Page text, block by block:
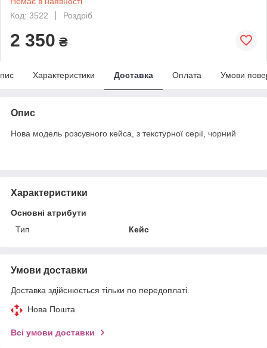
Код: 3522
Роздріб
2 350 ₴
Характеристики Доставка Оплата Умови
Опис
Нова модель розсувного кейса, з текстурної серії, чорний
Характеристики
Основні атрибути
Тип
Кейс
Умови доставки
Доставка здійснюється тільки по передоплаті.
Нова Пошта
Всі умови доставки